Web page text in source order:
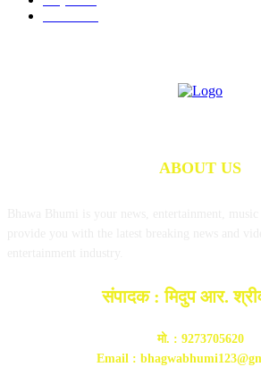
ABOUT US
संपादक : मिदुप आर.
मो. : 9273705620
Email :